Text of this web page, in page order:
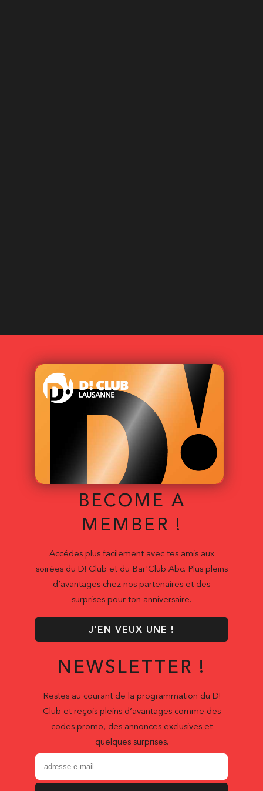
BECOME A
MEMBER !
Accédes plus facilement avec tes amis aux
soirées du D! Club et du Bar'Club Abc. Plus pleins
d’avantages chez nos partenaires et des
surprises pour ton anniversaire.
J'EN VEUX UNE !
NEWSLETTER !
Restes au courant de la programmation du D!
Club et reçois pleins d’avantages comme des
codes promo, des annonces exclusives et
quelques surprises.